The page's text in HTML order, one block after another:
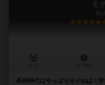
モ
高校時代はやっぱりモテねば！